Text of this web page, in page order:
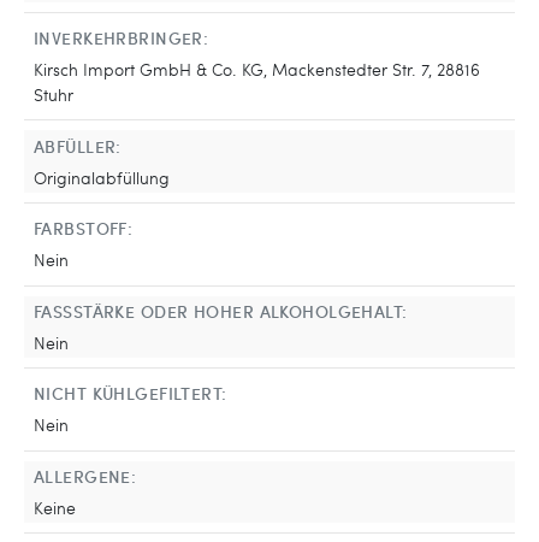
INVERKEHRBRINGER:
Kirsch Import GmbH & Co. KG, Mackenstedter Str. 7, 28816
Stuhr
ABFÜLLER:
Originalabfüllung
FARBSTOFF:
Nein
FASSSTÄRKE ODER HOHER ALKOHOLGEHALT:
Nein
NICHT KÜHLGEFILTERT:
Nein
ALLERGENE:
Keine